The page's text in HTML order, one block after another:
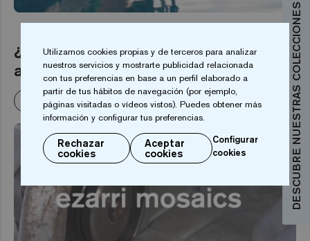
DESCUBRE NUESTRAS COLECCIONES
¿Cómo colocar mosaico debajo del
agua?
Leer más
Utilizamos cookies propias y de terceros para analizar
nuestros servicios y mostrarte publicidad relacionada
con tus preferencias en base a un perfil elaborado a
partir de tus hábitos de navegación (por ejemplo,
páginas visitadas o vídeos vistos). Puedes obtener más
información y configurar tus preferencias.
Rechazar
cookies
Aceptar
cookies
Configurar
cookies